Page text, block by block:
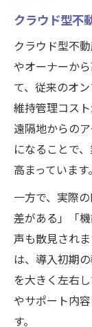
クラウド型不
クラウド型不
やオーナーか
て、従来のオ
維持管理コス
遠隔地からの
になることで
高まっています。
一方で、実際
差がある」「
声も散見され
は、導入初期
を大きく左右
やサポート内
す。